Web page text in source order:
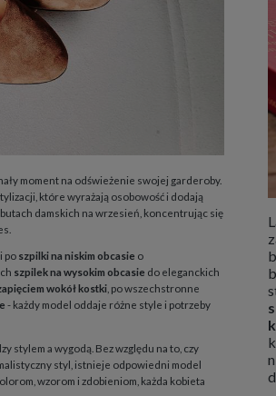
moment na odświeżenie swojej garderoby.
które wyrażają osobowość i dodają
damskich na wrzesień, koncentrując się
po szpilki na niskim obcasie o
szpilek na wysokim obcasie do eleganckich
wokół kostki , po wszechstronne
- każdy model oddaje różne style i potrzeby
stylem a wygodą. Bez względu na to, czy
styl, istnieje odpowiedni model
wzorom i zdobieniom, każda kobieta